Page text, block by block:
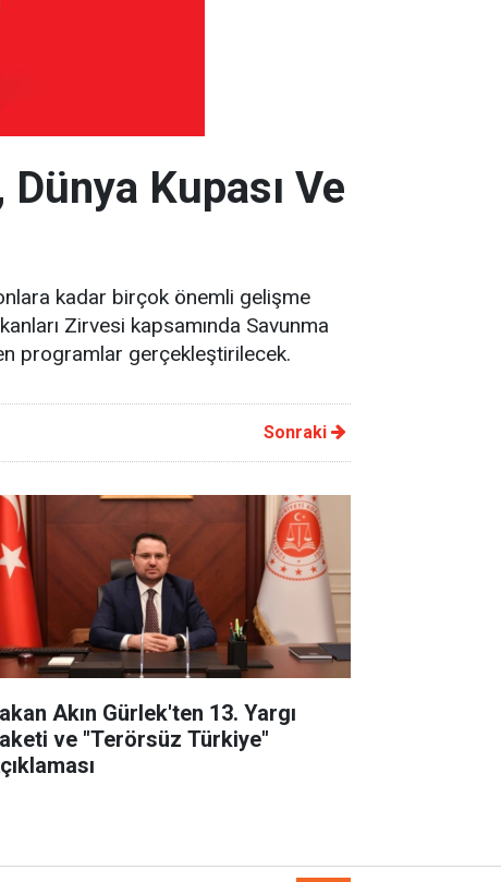
Kupası Ve
kadar birçok önemli gelişme
Zirvesi kapsamında Savunma
programlar gerçekleştirilecek.
Sonraki
Akın Gürlek'ten 13. Yargı
ve "Terörsüz Türkiye"